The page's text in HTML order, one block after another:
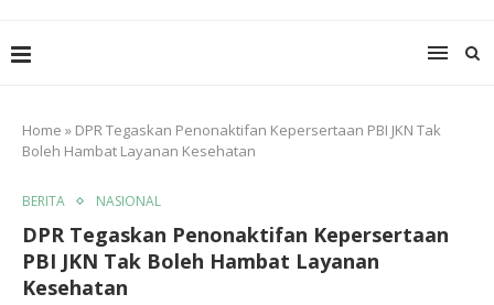
Home » DPR Tegaskan Penonaktifan Kepersertaan PBI JKN Tak
Boleh Hambat Layanan Kesehatan
BERITA NASIONAL
DPR Tegaskan Penonaktifan Kepersertaan
PBI JKN Tak Boleh Hambat Layanan
Kesehatan